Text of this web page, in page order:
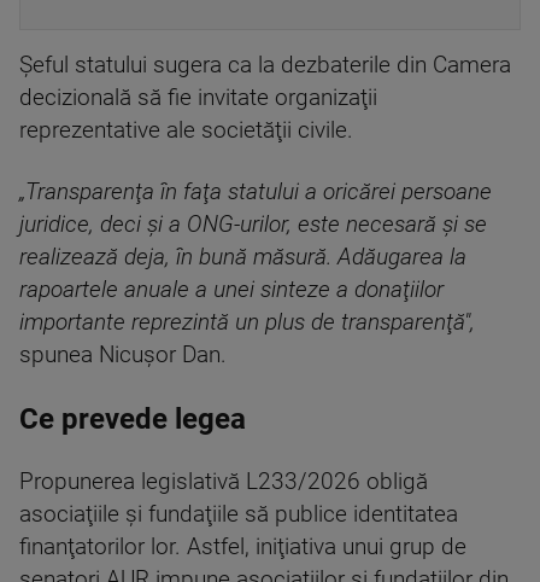
Şeful statului sugera ca la dezbaterile din Camera
decizională să fie invitate organizaţii
reprezentative ale societăţii civile.
„Transparenţa în faţa statului a oricărei persoane
juridice, deci şi a ONG-urilor, este necesară şi se
realizează deja, în bună măsură. Adăugarea la
rapoartele anuale a unei sinteze a donaţiilor
importante reprezintă un plus de transparenţă",
spunea Nicuşor Dan.
Ce prevede legea
Propunerea legislativă L233/2026 obligă
asociaţiile şi fundaţiile să publice identitatea
finanţatorilor lor. Astfel, iniţiativa unui grup de